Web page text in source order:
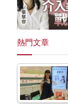
熱門文章